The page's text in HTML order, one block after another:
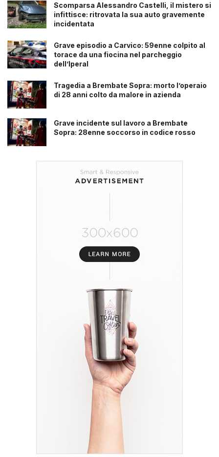
Scomparsa Alessandro Castelli, il mistero si
infittisce: ritrovata la sua auto gravemente
incidentata
Grave episodio a Carvico: 59enne colpito al
torace da una fiocina nel parcheggio
dell’Iperal
Tragedia a Brembate Sopra: morto l’operaio
di 28 anni colto da malore in azienda
Grave incidente sul lavoro a Brembate
Sopra: 28enne soccorso in codice rosso